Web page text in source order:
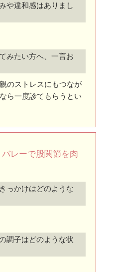
や違和感はありまし
みたい方へ、一言お
のストレスにもつなが
ら一度診てもらうとい
ーで股関節を肉
っかけはどのような
調子はどのような状